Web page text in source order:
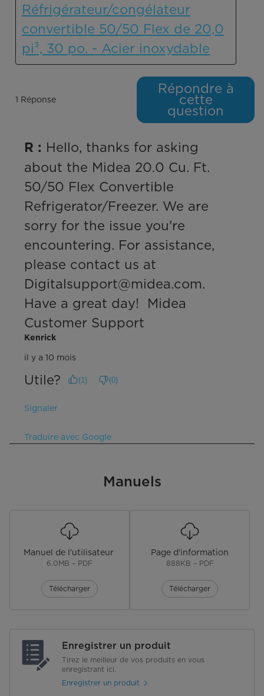
Réfrigérateur/congélateur
convertible 50/50 Flex de 20,0
pi³, 30 po. - Acier inoxydable
1 Réponse
Répondre à
cette
question
R : Hello, thanks for asking
about the Midea 20.0 Cu. Ft.
50/50 Flex Convertible
Refrigerator/Freezer. We are
sorry for the issue you're
encountering. For assistance,
please contact us at
Digitalsupport@midea.com.
Have a great day!  Midea
Customer Support
Kenrick
il y a 10 mois
Utile? (1 ) (0)
Signaler
Traduire avec Google
Manuels
Manuel de l’utilisateur
6.0MB – PDF
Télécharger
Page d'information
888KB – PDF
Télécharger
Enregistrer un produit
Tirez le meilleur de vos produits en vous
enregistrant ici.
Enregistrer un produit